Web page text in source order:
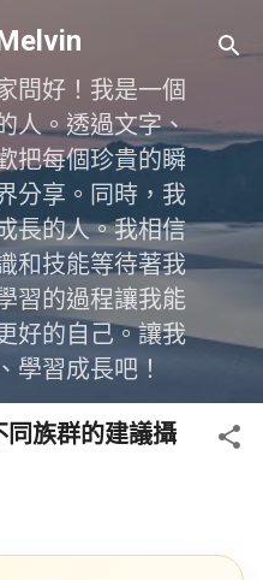
內容
問好！我是一個
人。透過文字、
把每個珍貴的瞬
分享。同時，我
長的人。我相信
和技能等待著我
習的過程讓我能
好的自己。讓我
學習成長吧！
族群的建議攝